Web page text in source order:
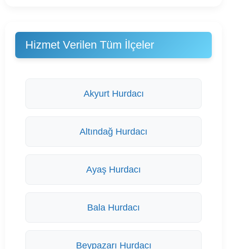
Hizmet Verilen Tüm İlçeler
Akyurt Hurdacı
Altındağ Hurdacı
Ayaş Hurdacı
Bala Hurdacı
Beypazarı Hurdacı